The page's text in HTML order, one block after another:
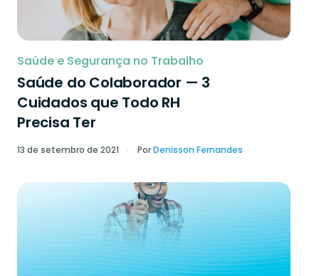
Saúde e Segurança no Trabalho
Saúde do Colaborador — 3
Cuidados que Todo RH
Precisa Ter
13 de setembro de 2021 PorDenisson Fernandes